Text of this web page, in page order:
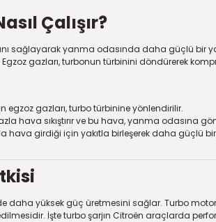
Çalışır?
sağlayarak yanma odasında daha güçlü bir
gazları, turbonun türbinini döndürerek
egzoz gazları, turbo türbinine yönlendirilir.
hava sıkıştırır ve bu hava, yanma odasına
hava girdiği için yakıtla birleşerek daha güçlü
yüksek güç üretmesini sağlar. Turbo
İşte turbo şarjın Citroën araçlarda